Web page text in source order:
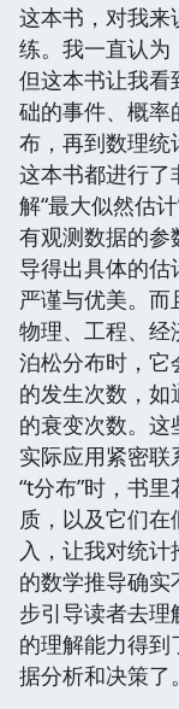
这本书，对我来
练。我一直认为
但这本书让我看
础的事件、概率
布，再到数理
这本书都进行了
解“最大似然估
有观测数据的参
导得出具体的估
严谨与优美。
物理、工程、经
泊松分布时，它
的发生次数，
的衰变次数。
实际应用紧密联
“t分布”时，书
质，以及它们
入，让我对统
的数学推导确
步引导读者去
的理解能力得
据分析和决策了。